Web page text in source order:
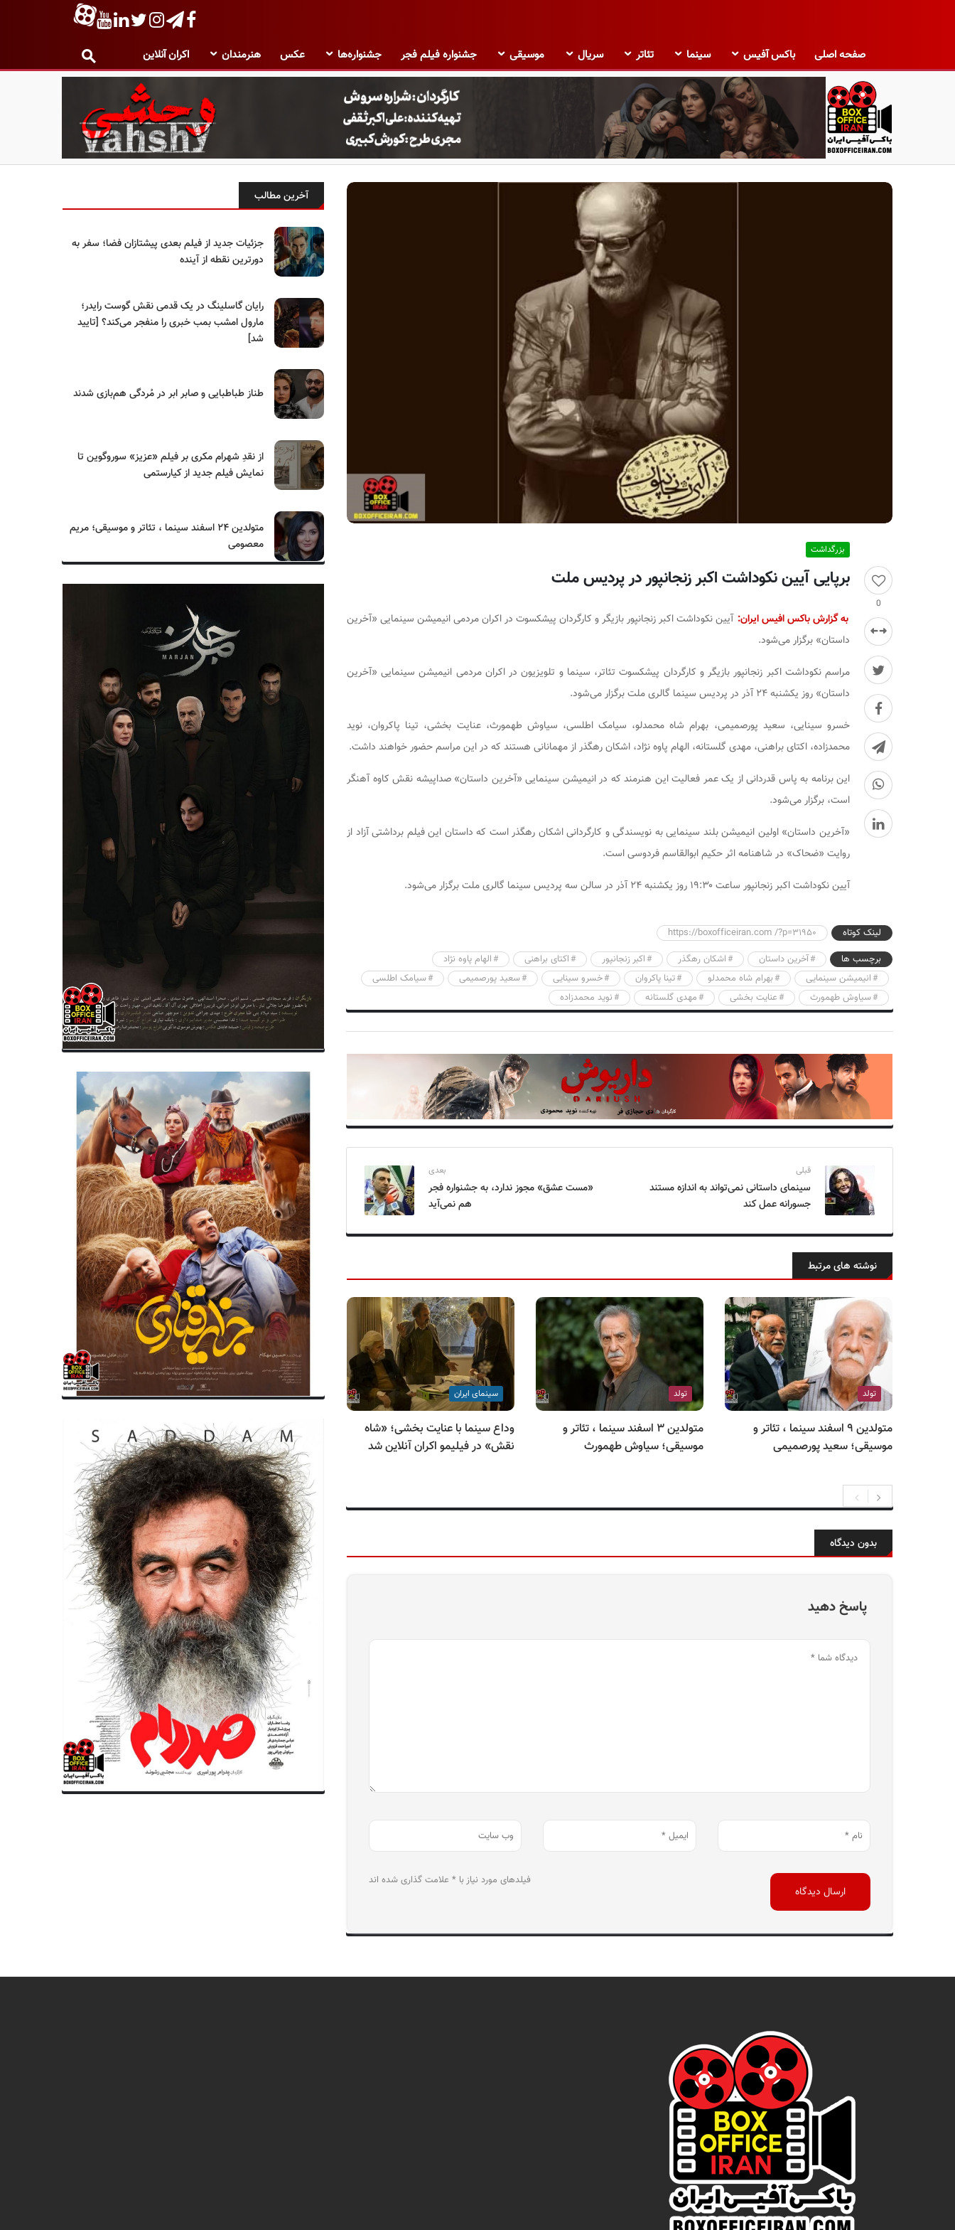
صفحه اصلی باکس آفیس سینما تئاتر سریال موسیقی جشنواره فیلم فجر جشنواره‌ها عکس هنرمندان اکران آنلاین
ب
ک
0
بزرگداشت
برپایی آیین نکوداشت اکبر زنجانپور در پردیس ملت
به گزارش باکس افیس ایران: آیین نکوداشت اکبر زنجانپور بازیگر و کارگردان پیشکسوت در اکران مردمی انیمیشن سینمایی «آخرین
داستان» برگزار می‌شود.
مراسم نکوداشت اکبر زنجانپور بازیگر و کارگردان پیشکسوت تئاتر، سینما و تلویزیون در اکران مردمی انیمیشن سینمایی «آخرین
داستان» روز یکشنبه ۲۴ آذر در پردیس سینما گالری ملت برگزار می‌شود.
خسرو سینایی، سعید پورصمیمی، بهرام شاه محمدلو، سیامک اطلسی، سیاوش طهمورث، عنایت بخشی، تینا پاکروان، نوید
محمدزاده، اکتای براهنی، مهدی گلستانه، الهام پاوه نژاد، اشکان رهگذر از مهمانانی هستند که در این مراسم حضور خواهند داشت.
این برنامه به پاس قدردانی از یک عمر فعالیت این هنرمند که در انیمیشن سینمایی «آخرین داستان» صداپیشه نقش کاوه آهنگر
است، برگزار می‌شود.
«آخرین داستان» اولین انیمیشن بلند سینمایی به نویسندگی و کارگردانی اشکان رهگذر است که داستان این فیلم برداشتی آزاد از
روایت «ضحاک» در شاهنامه اثر حکیم ابوالقاسم فردوسی است.
آیین نکوداشت اکبر زنجانپور ساعت ۱۹:۳۰ روز یکشنبه ۲۴ آذر در سالن سه پردیس سینما گالری ملت برگزار می‌شود.
لینک کوتاه
https://boxofficeiran.com /?p=31950
برچسب ها
آخرین داستان اشکان رهگذر اکبر زنجانپور اکتای براهنی
الهام پاوه نژاد
انیمیشن سینمایی
بهرام شاه محمدلو تینا پاکروان خسرو سینایی سعید پورصمیمی
سیامک اطلسی
سیاوش طهمورث
عنایت بخشی مهدی گلستانه نوید محمدزاده
قبلی
سینمای داستانی نمی‌تواند به اندازه مستند
جسورانه عمل کند
بعدی
«مست عشق» مجوز ندارد، به جشنواره فجر
هم نمی‌آید
نوشته های مرتبط
تولد
متولدین ۹ اسفند سینما ، تئاتر و
موسیقی؛ سعید پورصمیمی
تولد
متولدین ۳ اسفند سینما ، تئاتر و
موسیقی؛ سیاوش طهمورث
سینمای ایران
وداع سینما با عنایت بخشی؛ «شاه
نقش» در فیلیمو اکران آنلاین شد
سینمای ایران
بدرقه عنایت بخشی فردا (۲۸ بهمن) از
تالار وحدت تا قطعه هنرمندان
سینمای ایران
وداع تلخ با بازیگر بزرگ
عنایت‌ بخشی درگذشت
بدون دیدگاه
پاسخ دهید
فیلدهای مورد نیاز با * علامت گذاری شده اند
آخرین مطالب
جزئیات جدید از فیلم بعدی پیشتازان فضا؛ سفر به
دورترین نقطه از آینده
رایان گاسلینگ در یک قدمی نقش گوست رایدر؛
مارول امشب بمب خبری را منفجر می‌کند؟ [تایید
شد]
طناز طباطبایی و صابر ابر در مُردگی هم‌بازی شدند
از نقدِ شهرام مکری بر فیلم «عزیز» سوروگوین تا
نمایش فیلم جدید از کیارستمی
متولدین ۲۴ اسفند سینما ، تئاتر و موسیقی؛ مریم
معصومی